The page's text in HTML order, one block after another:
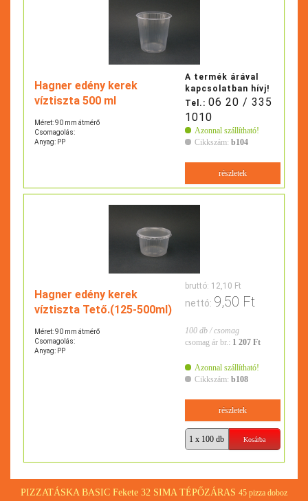
Hagner edény kerek
víztiszta 500 ml
Méret: 90 mm átmérő
Csomagolás:
Anyag: PP
A termék árával
kapcsolatban hívj!
Tel.: 06 20 / 335
1010
Azonnal szállítható!
Cikkszám: b104
részletek
Hagner edény kerek
víztiszta Tető.(125-500ml)
Méret: 90 mm átmérő
Csomagolás:
Anyag: PP
bruttó: 12,10 Ft
nettó: 9,50 Ft
100 db / csomag
csomag ár br.: 1 207 Ft
Azonnal szállítható!
Cikkszám: b108
részletek
PIZZATÁSKA BASIC Fekete 32 SIMA TÉPŐZÁRAS 45 pizza doboz